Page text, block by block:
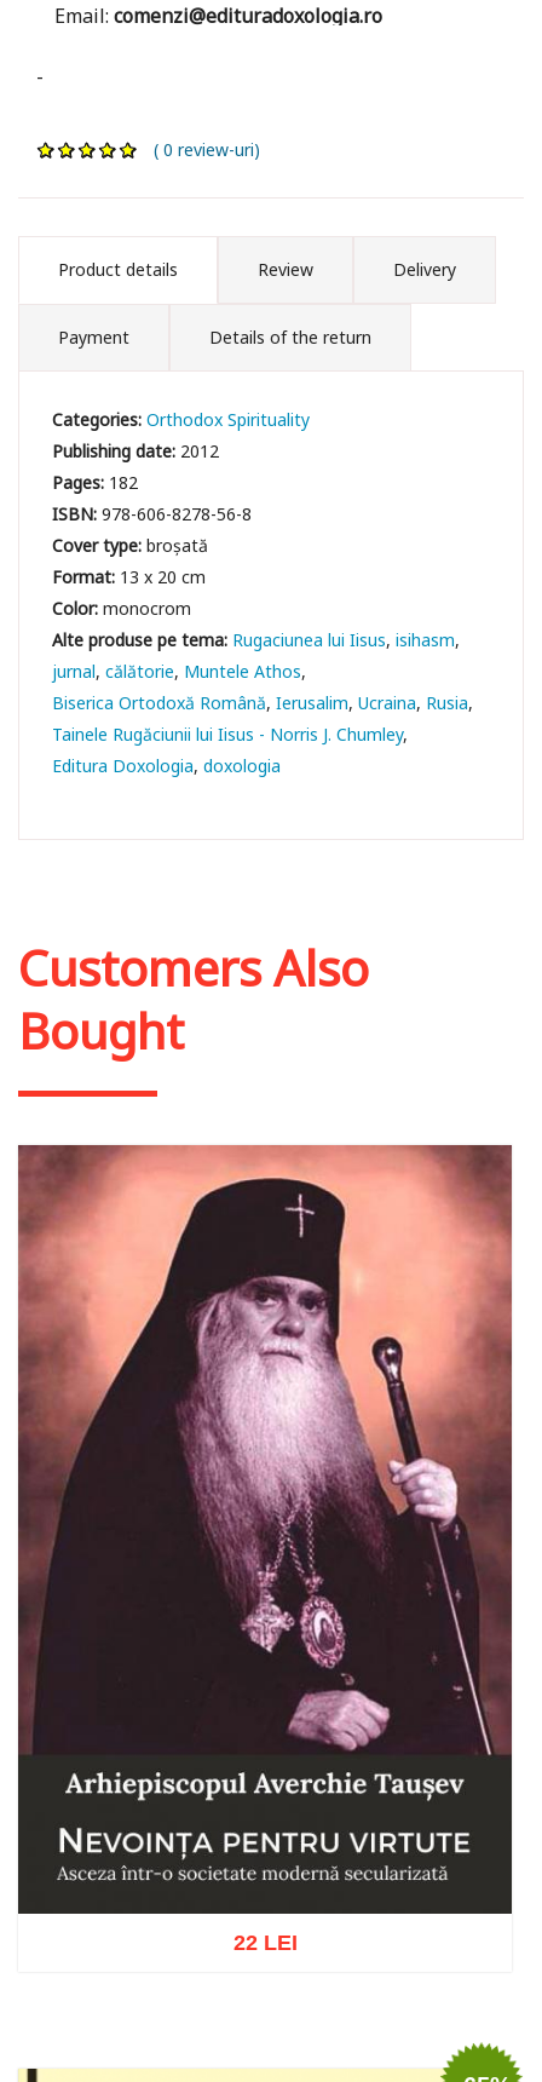
Email: comenzi@edituradoxologia.ro
-
( 0 review-uri)
Product details Review Delivery
Payment Details of the return
Categories:Orthodox Spirituality
Publishing date: 2012
Pages: 182
ISBN:978-606-8278-56-8
Cover type:broșată
Format: 13 x 20 cm
Color:monocrom
Rugaciunea lui Iisus isihasm
jurnal călătorie Muntele Athos
Biserica Ortodoxă Română Ierusalim Ucraina Rusia
Tainele Rugăciunii lui Iisus - Norris J. Chumley
Editura Doxologia doxologia
Customers Also
Bought
22 LEI